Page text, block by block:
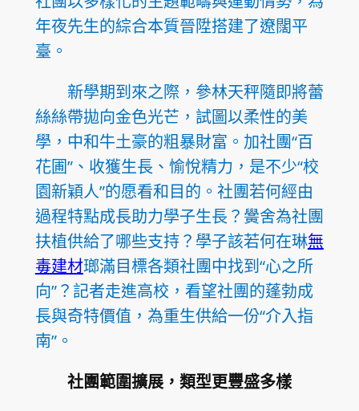
年夜先生的綜合本質晉陞搭建了遼闊平
臺。
新學期到來之際，參林天秤隨即將蕾
絲絲帶拋向金色光芒，試圖以柔性的美
學，中和牛土豪的粗暴財富。加社團“百
花圃”、收獲生長、愉悅精力，是不少“校
園新穎人”的愿看和目的。社團若何經由
過程特點成長助力學子生長？黌舍為社團
扶植供給了哪些支持？學子該若何在琳無
毒建材瑯滿目標各類社團中找到“心之所
向”？記者走進高校，看望社團的蓬勃成
長與奇特價值，為重生供給一份“介入指
南”。
社團範圍擴展，類型更豐盛多樣